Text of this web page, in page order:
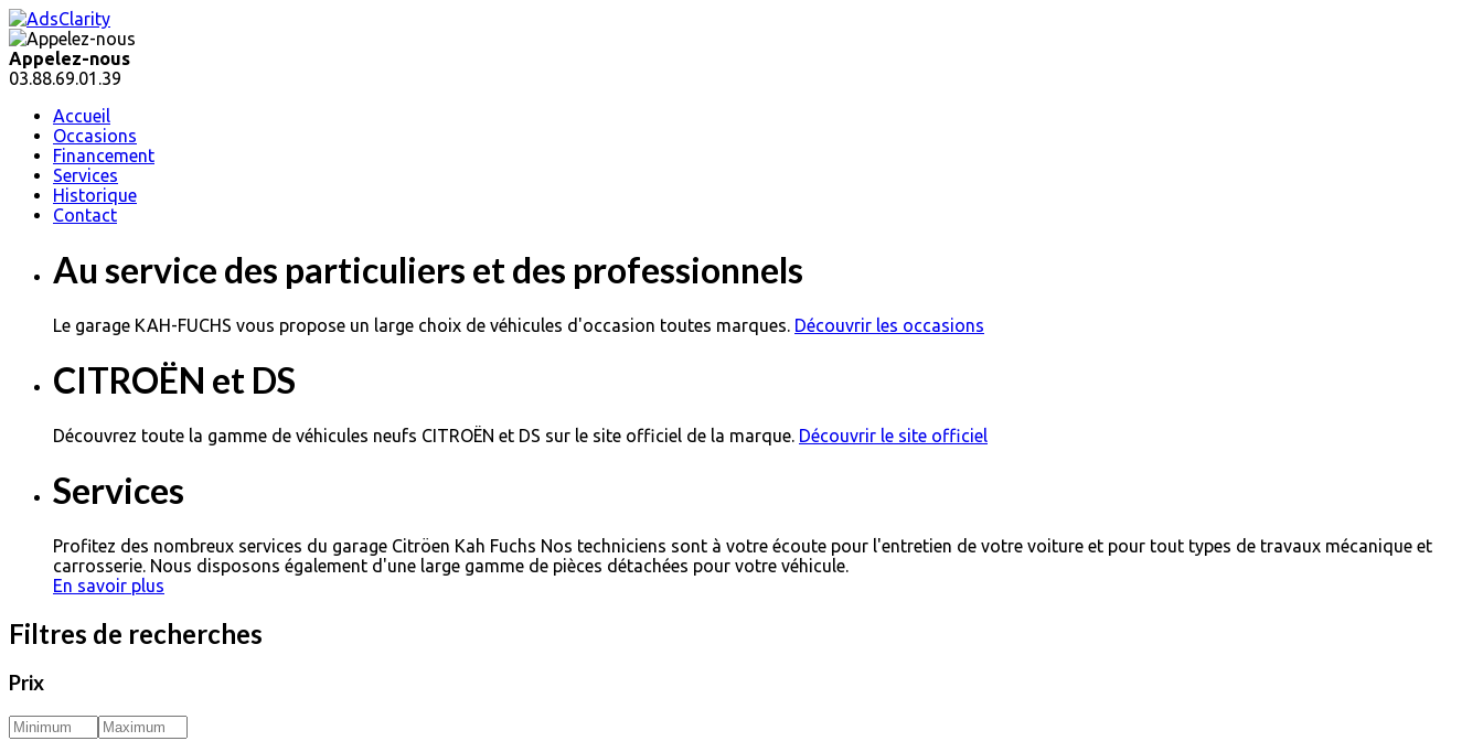
Appelez-nous
03.88.69.01.39
Accueil
Occasions
Financement
Services
Historique
Contact
Au service des particuliers et des professionnels
Le garage KAH-FUCHS vous propose un large choix de véhicules d'occasion toutes marques. Découvrir les occasions
CITROËN et DS
Découvrez toute la gamme de véhicules neufs CITROËN et DS sur le site officiel de la marque. Découvrir le site officiel
Services
Profitez des nombreux services du garage Citröen Kah Fuchs Nos techniciens sont à votre écoute pour l'entretien de votre voiture et pour tout types de travaux mécanique et
carrosserie. Nous disposons également d'une large gamme de pièces détachées pour votre véhicule.
En savoir plus
Filtres de recherches
Prix